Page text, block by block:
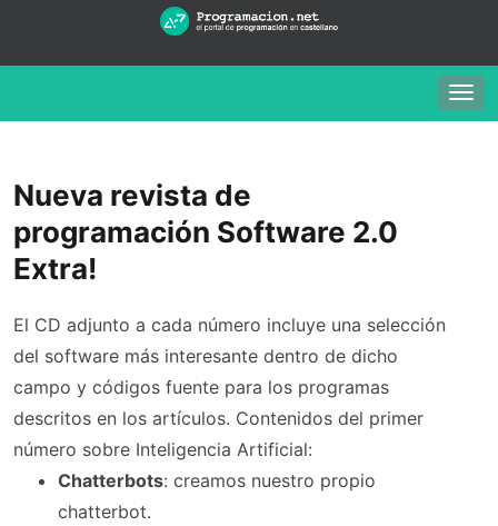
Nueva revista de
programación Software 2.0
Extra!
El CD adjunto a cada número incluye una selección
del software más interesante dentro de dicho
campo y códigos fuente para los programas
descritos en los artículos. Contenidos del primer
número sobre Inteligencia Artificial:
Chatterbots: creamos nuestro propio
chatterbot.